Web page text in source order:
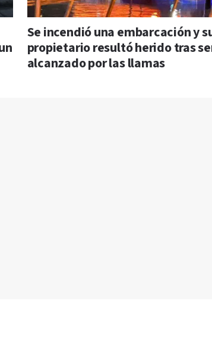
Se incendió una embarcación y
propietario resultó herido tras
alcanzado por las llamas